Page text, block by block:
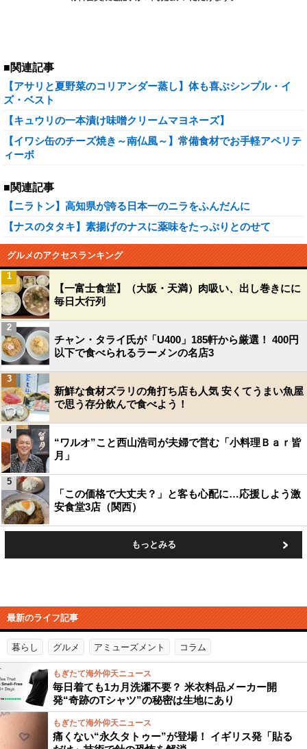
■関連記事
【アサリと夏野菜のコリアンダー蒸し】体も喜ぶシンプル・イ
ズ・ベスト
【キュウリの一本漬け味噌クリームマヨネーズ】
【イワシ缶のチーズ焼き～南仏風～】常備食材でお手軽アペリテ
ィーボ
■関連記事
【ニラトン】高知県が誇る日本一のニラをふんだんに
【ナスのタタキ】素揚げのナスに薬味をたっぷりとのせて
グルメのアクセスランキング
【一富士食堂】（大阪・天満）肉吸い、出し巻きにに
毎日大行列
1
チャン・タライ氏が「U400」185軒から厳選！ 400円
以下で食べられるラーメンの名店3
2
新鮮な食材ズラリの角打ち店も人気 安くてうまい魚屋
で思う存分飲んで食べよう！
3
“ワルオ”こと西山浩司が夫婦で営む「小料理Ｂａｒ皆
月」
4
「この価格で大丈夫？」と客も心配に…応援しよう激
安食堂3店（関西）
5
もっとみる
最新のライフ記事
暮らし グルメ アミューズメント コラム
もぎたて海外仰天ニュース
毎日着ても1カ月洗濯不要？ 米衣料品メーカー開
発“奇跡のTシャツ”の秘密は生地にあり
もぎたて海外仰天ニュース
痛くない“永久タトゥー”が登場！ イギリス発「貼る